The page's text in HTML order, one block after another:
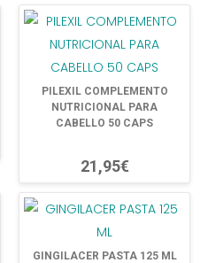
PILEXIL COMPLEMENTO
NUTRICIONAL PARA
CABELLO 50 CAPS
21,95€
GINGILACER PASTA 125 ML